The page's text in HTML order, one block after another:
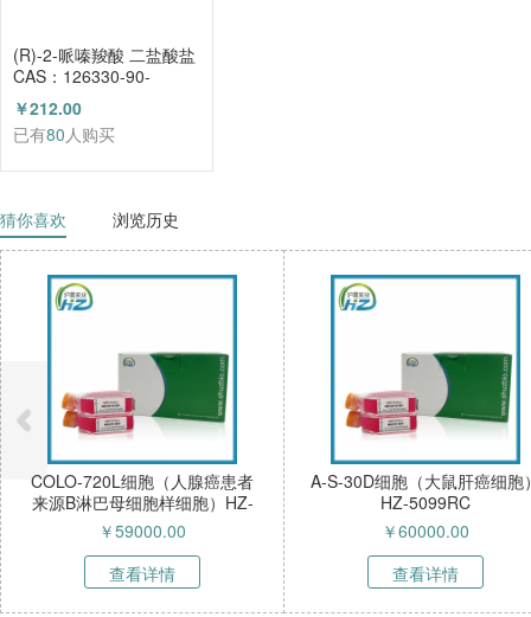
(R)-2-哌嗪羧酸 二盐酸盐
CAS：126330-90-
3（HZ52003684）
￥212.00
已有80人购买
猜你喜欢 浏览历史
COLO-720L细胞（人腺癌患者
来源B淋巴母细胞样细胞）HZ-
52268HC
￥59000.00
查看详情
A-S-30D细胞（大鼠肝癌细胞
HZ-5099RC
￥60000.00
查看详情